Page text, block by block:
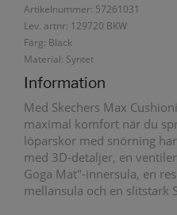
Artikelnummer: 57261031
Lev. artnr: 129720 BKW
Färg: Black
Material: Syntet
Information
Med Skechers Max
maximal komfort när du
löparskor med snörning
med 3D-detaljer, en
Goga Mat"-innersula, en
mellansula och en slitstark